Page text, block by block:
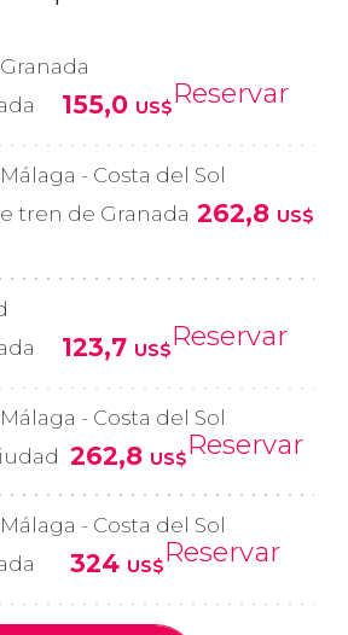
155,0 US$Reservar
- Costa del Sol
tren de Granada 262,8 US$
123,7 US$Reservar
- Costa del Sol
262,8 US$Reservar
- Costa del Sol
324 US$Reservar